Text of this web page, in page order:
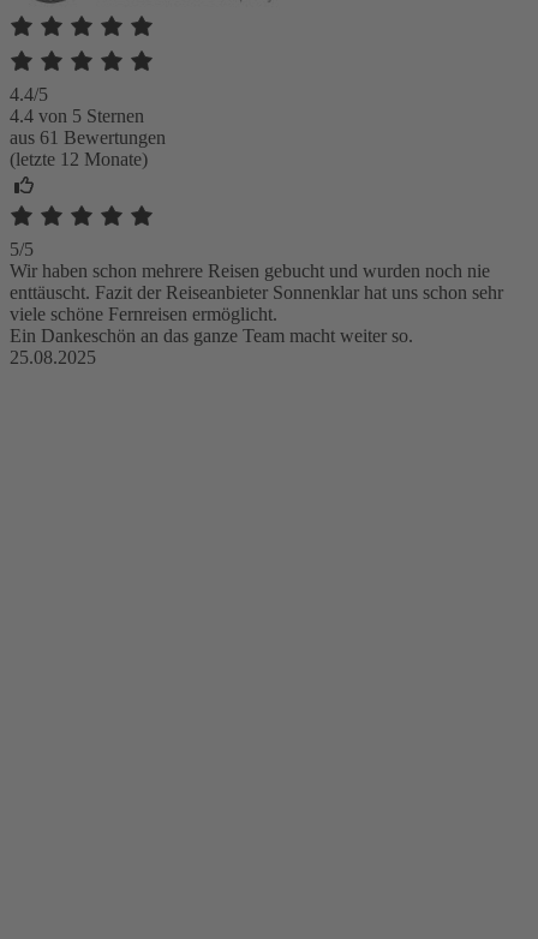
4.4/5
4.4 von 5 Sternen
aus 61 Bewertungen
(letzte 12 Monate)
5/5
Wir haben schon mehrere Reisen gebucht und wurden noch nie
enttäuscht. Fazit der Reiseanbieter Sonnenklar hat uns schon sehr
viele schöne Fernreisen ermöglicht.
Ein Dankeschön an das ganze Team macht weiter so.
25.08.2025